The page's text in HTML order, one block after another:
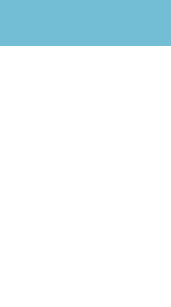
Hauptinhalt